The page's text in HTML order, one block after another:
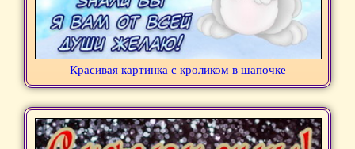
Красивая картинка с кроликом в шапочке